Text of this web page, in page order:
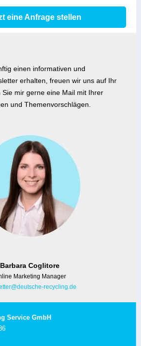
eine Anfrage stellen
einen informativen und
erhalten, freuen wir uns auf Ihr
Sie mir gerne eine Mail mit Ihrer
und Themenvorschlägen.
Barbara Coglitore
Marketing Manager
recycling.de
Service GmbH